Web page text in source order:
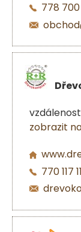
778
zobrazit
770 117